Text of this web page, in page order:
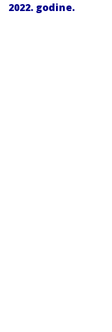
2022. godine.